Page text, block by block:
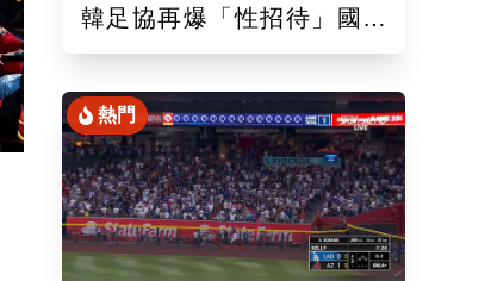
韓足協再爆「性招待」國際
裁判！外媒痛批：丟臉丟到
熱門